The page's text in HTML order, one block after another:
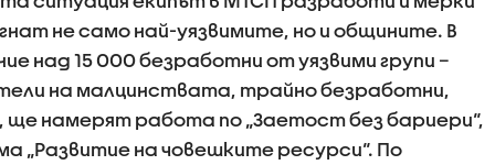
не само най-уязвимите, но и общините. В
над 15 000 безработни от уязвими групи –
на малцинствата, трайно безработни,
ще намерят работа по „Заетост без бариери“,
„Развитие на човешките ресурси“. По